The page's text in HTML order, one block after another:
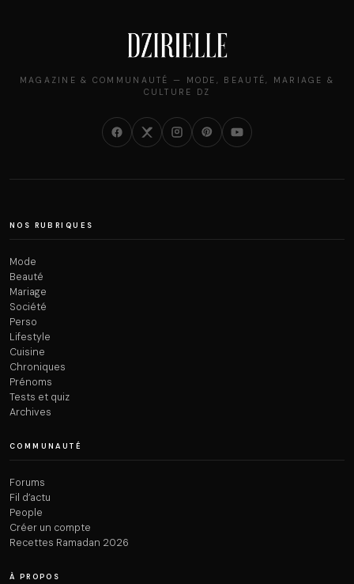
MAGAZINE & COMMUNAUTÉ — MODE, BEAUTÉ, MARIAGE &
CULTURE DZ
NOS RUBRIQUES
Mode
Beauté
Mariage
Société
Perso
Lifestyle
Cuisine
Chroniques
Prénoms
Tests et quiz
Archives
COMMUNAUTÉ
Forums
Fil d’actu
People
Créer un compte
Recettes Ramadan 2026
À PROPOS